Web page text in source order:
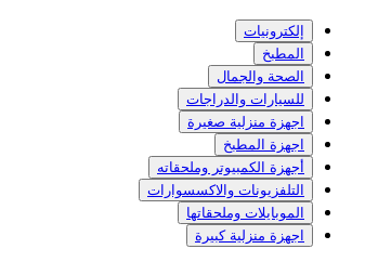
إلكترونيات
المطبخ
الصحة والجمال
للسيارات والدراجات
اجهزة منزلية صغيرة
اجهزة المطبخ
أجهزة الكمبيوتر وملحقاته
التلفزيونات والاكسسوارات
الموبايلات وملحقاتها
اجهزة منزلية كبيرة